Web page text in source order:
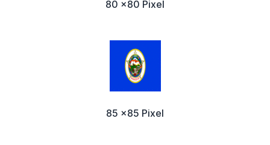
80 x80 Pixel
85 x85 Pixel